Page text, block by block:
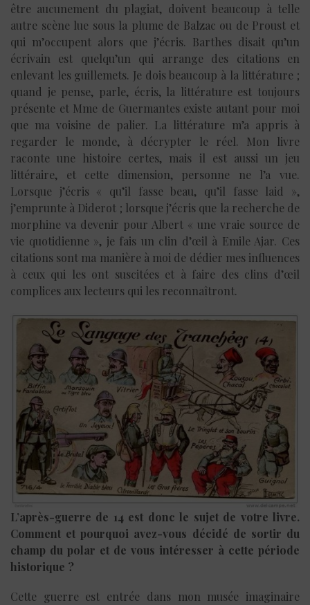
être aucunement du plagiat, doivent beaucoup à telle
autre scène lue sous la plume de Balzac ou de Proust et
qui m’occupent alors que j’écris. Barthes disait qu’un
écrivain est quelqu’un qui arrange des citations en
enlevant les guillemets. Je dois beaucoup à la littérature ;
quand je pense, parle, écris, la littérature est toujours
présente et Mme de Guermantes existe autant pour moi
que ma voisine de palier. La littérature m’a appris à
regarder le monde, à décrypter le réel. Mon livre
raconte une histoire certes, mais il est aussi un jeu
littéraire, et cette dimension, personne ne l’a vue.
Lorsque j’écris « qu’il fasse beau, qu’il fasse laid »,
j’emprunte à Diderot ; lorsque j’écris que la recherche de
morphine va devenir pour Albert « une vraie source de
vie quotidienne », je fais un clin d’œil à Emile Ajar. Ces
citations sont ma manière à moi de dédier mes influences
à ceux qui les ont suscitées et à faire des clins d’œil
complices aux lecteurs qui les reconnaîtront.
L’après-guerre de 14 est donc le sujet de votre livre.
Comment et pourquoi avez-vous décidé de sortir du
champ du polar et de vous intéresser à cette période
historique ?
Cette guerre est entrée dans mon musée imaginaire